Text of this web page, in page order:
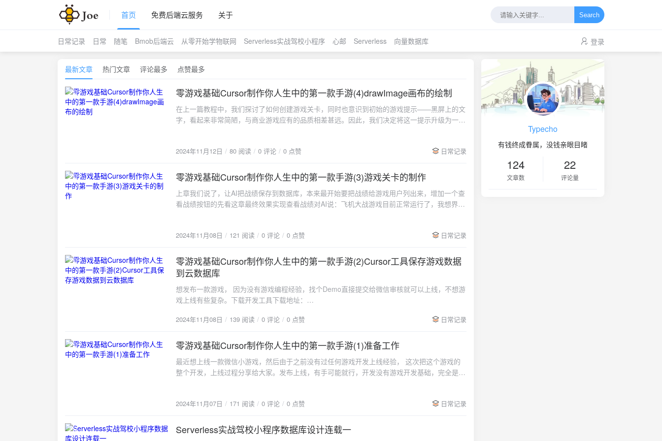
首页 免费后端云服务 关于 Search
日常记录 日常 随笔 Bmob后端云 从零开始学物联网 Serverless实战驾校小程序 心邮 Serverless 向量数据库 登录
最新文章 热门文章 评论最多 点赞最多
2024-11-12
零游戏基础Cursor制作你人生中的第一款手游(4)drawImage画布的绘制
在上一篇教程中，我们探讨了如何创建游戏关卡，同时也意识到初始的游戏提示——黑屏上的文
字，看起来非常简陋，与商业游戏应有的品质相差甚远。因此，我们决定将这一提示升级为一个
统弹框，改为这种背景弹框，并不是那么容易首先看我怎么跟AI交互的实现步骤交互一,去掉
要将之前的 wx.showModal 替换为自定义的健康游戏忠告框，你可以在 GameInfo 类中使用
drawHealthAdvice 方法来绘制这个框，并在游戏开始时显示它。以下是如何实现这一功能的步
骤： 1. 移除 wx.showModal 首先，确保在 Main 类的 showHealthAdvice 方法中移除
wx.showModal 的调用，改为直接设置 showHealthAdviceFlag 为 true，以便在 render 方法中
它。 4. 触摸事件处理 在 GameInfo 类的 touchEventHandler 方法中，处理用户点击以开始游
明的框和文本。 控制显示状态：使用 showHealthAdviceFlag 控制是否显示忠告框。 在游戏开
始时隐藏忠告：在用户确认后，设置 showHealthAdviceFlag 为 false。 通过这些步骤，你应该
求，请随时告知！这里同意使用他的代码，交互二，修复还没点击开始，飞机就一直落下来进入
游戏的时候，飞机先不要下来，等用户点击了“健康游戏，快乐生活” 再开始这里又说了一堆，我
使用了他的代码然后刷新游戏黑屏了，应该是他没执行游戏开始按钮，这里我不说复杂指令交互
三，修复黑屏：目前进入游戏黑屏，什么都没显示问题可能出在游戏循环和初始化的时序上。在
玩家状态。以下是修复建议： 主要修改点： 在构造函数中添加了 init() 方法的调用，确保游戏循
环立即开始。 将游戏循环逻辑从 startGame 移到了构造函数中。 在 update 和 render 方法中
添加了条件判断，只有在健康忠告确认后才更新和渲染玩家、子弹和敌机。 移除了重复的游戏
继续提示他目前问题目前有bug，进入游戏他就提示我关卡一已经完成，其实我还没开始这个问
法，确保只有在健康忠告确认后才开始检查关卡完成状态。 主要修改点： 在 update 方法中，
将 checkLevelCompletion 的调用移到了健康忠告确认后的逻辑块中。 在
2024年11月12日 80 阅读 0 评论 0 点赞 日常记录
2024-11-08
零游戏基础Cursor制作你人生中的第一款手游(3)游戏关卡的制作
上章我们说了，让AI把战绩保存到数据库，本来最开始要把战绩给游戏用户列出来，增加一个查
看战绩按钮的先看这章最终效果实现查看战绩对AI说：飞机大战游戏目前正常运行了，我想界面
GameInfo 类中添加一个按钮和相应的事件处理函数。 创建一个新的方法来展示战绩。 更新
一个按钮，点击后会调用 showScore 方法展示战绩。 showScore 方法会弹出一个包含当前时间
和分数的提示框。 在 Main 类的构造函数中，添加了对 showScore 事件的监听。 请确保
GameInfo 类的相关代码能够正确处理按钮的创建和事件绑定。如果 GameInfo 类的实现不在你
提供的代码中，可能需要相应地调整点击应用继续目前页面并未看到按钮，也没报错AI回复 如
果页面上没有看到“查看战绩”按钮，可能是由于以下几个原因： 按钮的样式问题：按钮可能被其
保按钮被添加到正确的 DOM 元素中。 事件绑定问题：确保事件绑定正确，按钮的点击事件能
一些样式来确保按钮可见： 2. 确保按钮添加到正确的 DOM 确保按钮是在游戏开始后添加到
容器中。 3. 检查事件绑定 确保 showScore 方法能够被正确调用。可以在 showScore 方法中添
加一个 console.log 来确认是否被触发： 4. 检查浏览器控制台 打开浏览器的开发者工具，查看
行，特别是 GameInfo 类的实例是否被正确创建并渲染。 通过以上步骤，你应该能够找到并解
决按钮未显示的问题。如果问题仍然存在，请提供更多的上下文信息，以便进一步帮助你。这里
高，而我完全没游戏开发经验，这个战绩展示，等后面上线了，再加上吧，我们优先完成微信的
2024年11月08日 121 阅读 0 评论 0 点赞 日常记录
2024-11-08
零游戏基础Cursor制作你人生中的第一款手游(2)Cursor工具保存游戏数据
到云数据库
想发布一款游戏， 因为没有游戏编程经验，找个Demo直接提交给微信审核就可以上线，不想游
戏上线有些复杂。下载开发工具下载地址：
Demo 飞机大战直接提交微信审核，微信答复游戏太简单，无非通过审核。因为小游戏名称已经
线，因为有Cursor ，编程方面不用太担心。 当然这里还有特别重要的一点是，每做一个新功
能，用Git记录下来，这样AI改错了，也好回退，当出现一个稳定版本，我们就Git提交既然已经
决定加功能，做复杂，就先实现一个记录每个玩家的成绩吧Cursor介绍Cursor AI编辑器是一款
基于人工智能的文本编辑器，旨在通过智能化的功能提升用户的编辑效率。它具有以下特点：智
文档。自动完成：根据上下文预测并自动完成用户的输入，减少重复劳动。等等。。。简单理
需求，他就能生成对应的代码。下载Cursor进入官网，点击Download根据你的操作系统
2024年11月08日 139 阅读 0 评论 0 点赞 日常记录
2024-11-07
零游戏基础Cursor制作你人生中的第一款手游(1)准备工作
最近想上线一款微信小游戏，然后由于之前没有过任何游戏开发上线经验， 这次把这个游戏的
整个开发，上线过程分享给大家。发布上线，有手可能就行，开发没有游戏开发基础，完全是
面需要上线一款游戏的一些经验时间预算:争取是最快时间上线，目标是30天内给上线，中途微
基础，但对制作微信小游戏感兴趣的用户。预期效果:掌握Cursor的基本使用方法了解微信小游
戏开发流程了解微信小游戏上架过程完成一款不简单的微信小游戏：飞机大战（不简单是因为目
2024年11月07日 171 阅读 0 评论 0 点赞 日常记录
2024-11-04
Serverless实战驾校小程序数据库设计连载一
Typecho
有钱终成眷属，没钱亲眼目睹
124
文章数
22
评论量